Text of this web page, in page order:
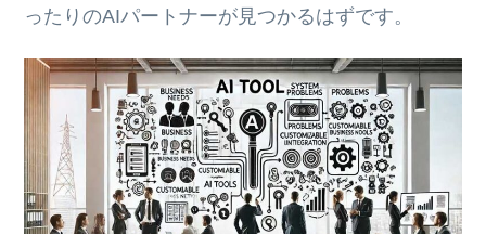
ったりのAIパートナーが見つかるはずです。